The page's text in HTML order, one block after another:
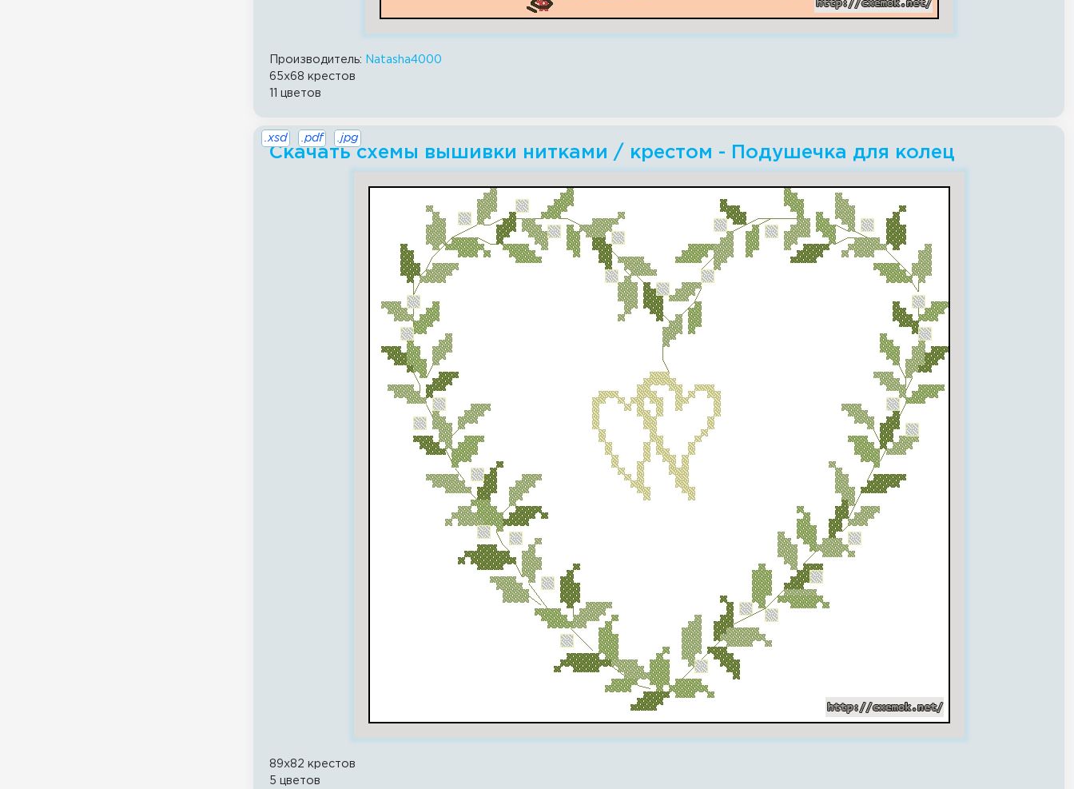
Производитель:
Natasha4000
65x68 крестов
11 цветов
Скачать схемы вышивки нитками / крестом - Подушечка для колец
.xsd .pdf .jpg
89x82 крестов
5 цветов